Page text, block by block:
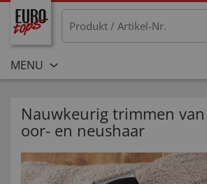
MENU
Nauwkeurig trimmen van
oor- en neushaar